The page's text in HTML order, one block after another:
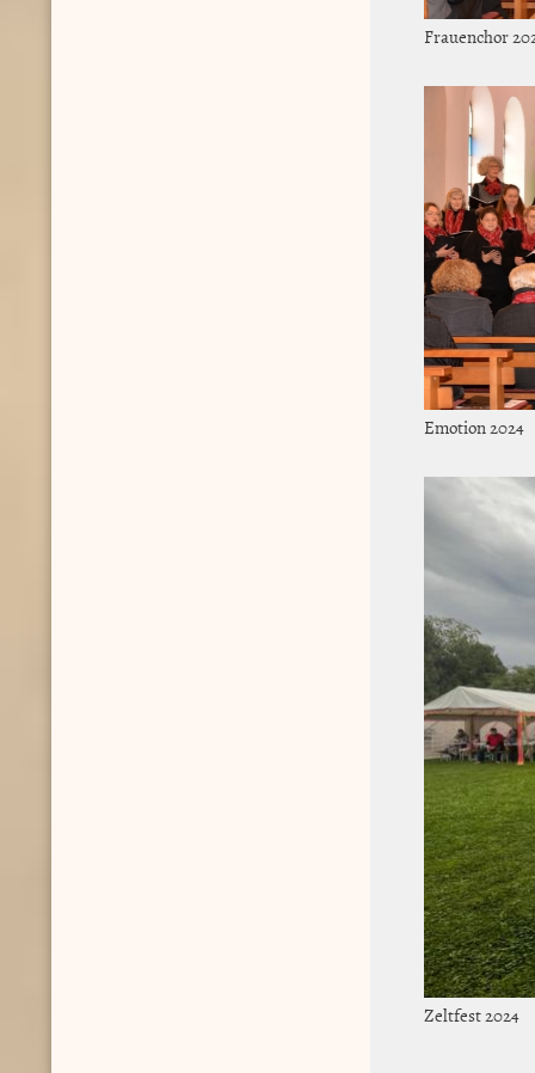
Frauenchor
Emotion 2024
Zeltfest 2024